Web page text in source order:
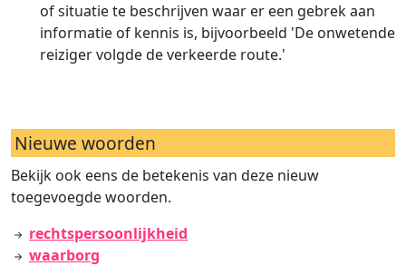
of situatie te beschrijven waar er een gebrek aan
informatie of kennis is, bijvoorbeeld 'De onwetende
reiziger volgde de verkeerde route.'
Nieuwe woorden
Bekijk ook eens de betekenis van deze nieuw
toegevoegde woorden.
rechtspersoonlijkheid
waarborg